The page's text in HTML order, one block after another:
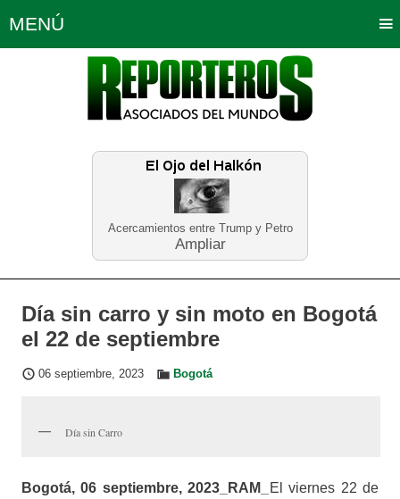
Acercamientos entre Trump y Petro
Ampliar
MENÚ
Política Opinión Bogotá
Planeta Tierra Deportes
Educación Neira
Día sin carro y sin moto en Bogotá
el 22 de septiembre
06 septiembre, 2023 Bogotá
Día sin Carro
Bogotá, 06 septiembre, 2023_RAM_
El viernes 22 de